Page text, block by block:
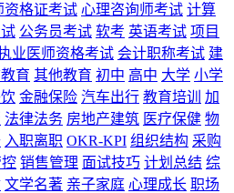
资格证考试 心理咨询师考试 计算
公务员考试 软考 英语考试 项目
业医师资格考试 会计职称考试 建
育 其他教育 初中 高中 大学 小学
金融保险 汽车出行 教育培训
加
法律法务 房地产建筑 医疗保健 物
入职离职 OKR-KPI 组织结构 采购
销售管理 面试技巧 计划总结 综
文学名著 亲子家庭 心理成长 职场